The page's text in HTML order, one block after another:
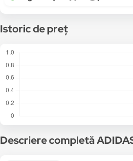
Istoric de preț
Descriere completă